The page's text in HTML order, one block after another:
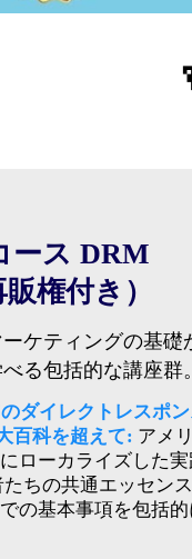
ース DRM
販権付き）
ケティングの基礎
る包括的な講座群。
ダイレクトレスポ
百科を超えて: アメ
ローカライズした
ちの共通エッセン
の基本事項を包括的